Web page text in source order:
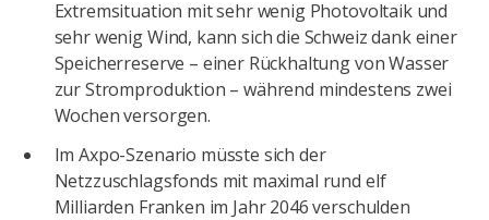
Extremsituation mit sehr wenig Photovoltaik und
sehr wenig Wind, kann sich die Schweiz dank einer
Speicherreserve – einer Rückhaltung von Wasser
zur Stromproduktion – während mindestens zwei
Wochen versorgen.
Im Axpo-Szenario müsste sich der
Netzzuschlagsfonds mit maximal rund elf
Milliarden Franken im Jahr 2046 verschulden